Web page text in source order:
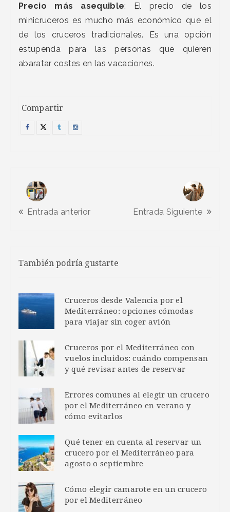
Precio más asequible: El precio de los
minicruceros es mucho más económico que el
de los cruceros tradicionales. Es una opción
estupenda para las personas que quieren
abaratar costes en las vacaciones.
Compartir
Entrada anterior Entrada Siguiente
También podría gustarte
Cruceros desde Valencia por el
Mediterráneo: opciones cómodas
para viajar sin coger avión
Cruceros por el Mediterráneo con
vuelos incluidos: cuándo compensan
y qué revisar antes de reservar
Errores comunes al elegir un crucero
por el Mediterráneo en verano y
cómo evitarlos
Qué tener en cuenta al reservar un
crucero por el Mediterráneo para
agosto o septiembre
Cómo elegir camarote en un crucero
por el Mediterráneo